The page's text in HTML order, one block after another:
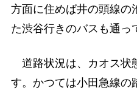
方面に住めば井の頭線の
た渋谷行きのバスも通っ
道路状況は、カオス状
す。かつては小田急線の